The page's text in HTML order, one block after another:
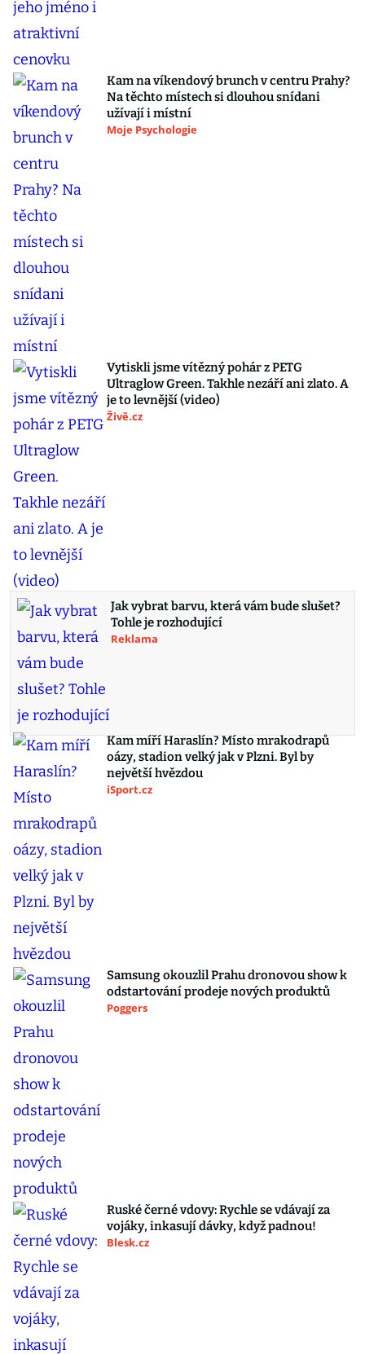
Kam na víkendový brunch v centru Prahy?
Na těchto místech si dlouhou snídani
užívají i místní
Moje Psychologie
Vytiskli jsme vítězný pohár z PETG
Ultraglow Green. Takhle nezáří ani zlato. A
je to levnější (video)
Živě.cz
Jak vybrat barvu, která vám bude slušet?
Tohle je rozhodující
Reklama
Kam míří Haraslín? Místo mrakodrapů
oázy, stadion velký jak v Plzni. Byl by
největší hvězdou
iSport.cz
Samsung okouzlil Prahu dronovou show k
odstartování prodeje nových produktů
Poggers
Ruské černé vdovy: Rychle se vdávají za
vojáky, inkasují dávky, když padnou!
Blesk.cz